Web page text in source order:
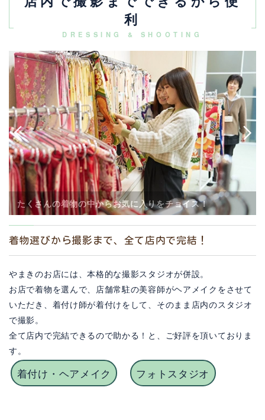
利
DRESSING & SHOOTING
着物選びから撮影まで、全て店内で完結！
やまきのお店には、本格的な撮影スタジオが併設。
お店で着物を選んで、店舗常駐の美容師がヘアメイクをさせて
いただき、着付け師が着付けをして、そのまま店内のスタジオ
で撮影。
全て店内で完結できるので助かる！と、ご好評を頂いておりま
す。
着付け・ヘアメイク フォトスタジオ
そのまま店内で美容師がヘアセット